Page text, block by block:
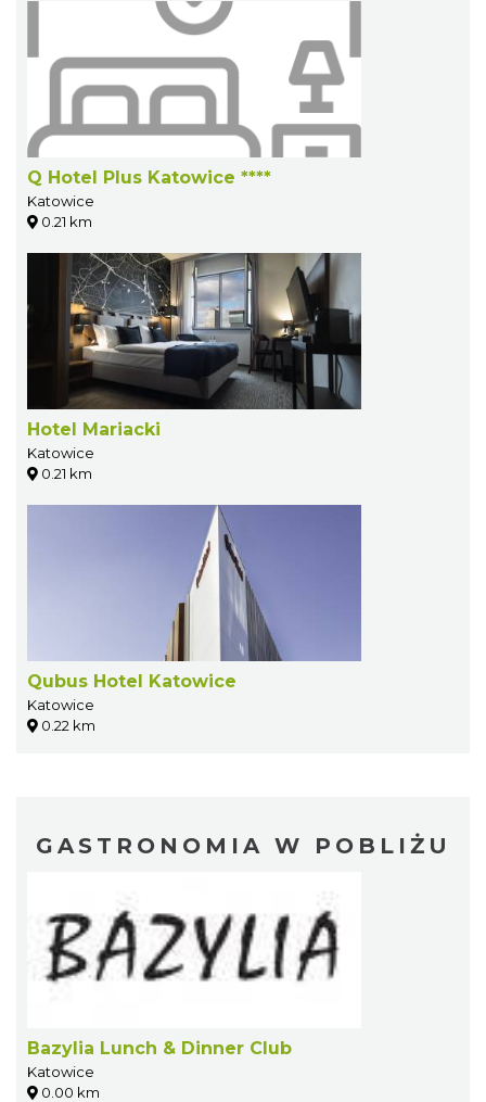
Q Hotel Plus Katowice ****
Katowice
0.21 km
Hotel Mariacki
Katowice
0.21 km
Qubus Hotel Katowice
Katowice
0.22 km
GASTRONOMIA W POBLIŻU
Bazylia Lunch & Dinner Club
Katowice
0.00 km